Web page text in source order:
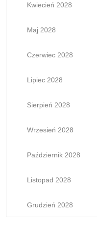
Kwiecień 2028
Maj 2028
Czerwiec 2028
Lipiec 2028
Sierpień 2028
Wrzesień 2028
Październik 2028
Listopad 2028
Grudzień 2028